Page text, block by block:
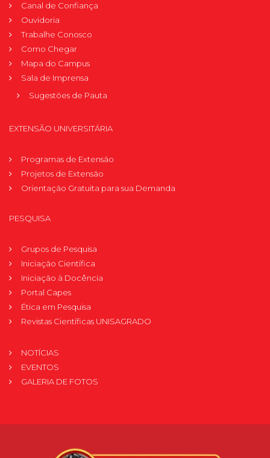
Canal de Confiança
Ouvidoria
Trabalhe Conosco
Como Chegar
Mapa do Campus
Sala de Imprensa
Sugestões de Pauta
EXTENSÃO UNIVERSITÁRIA
Programas de Extensão
Projetos de Extensão
Orientação Gratuita para sua Demanda
PESQUISA
Grupos de Pesquisa
Iniciação Científica
Iniciação à Docência
Portal Capes
Ética em Pesquisa
Revistas Científicas UNISAGRADO
NOTÍCIAS
EVENTOS
GALERIA DE FOTOS